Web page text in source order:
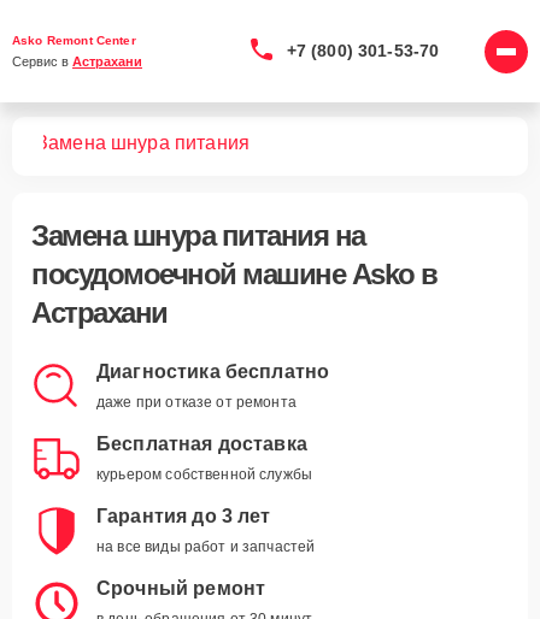
Asko Remont Center
Сервис в Астрахани
+7 (800) 301-53-70
Замена шнура питания
Замена шнура питанияна
посудомоечной машине Asko в
Астрахани
Диагностика бесплатно
даже при отказе от ремонта
Бесплатная доставка
курьером собственной службы
Гарантия до 3 лет
на все виды работ и запчастей
Срочный ремонт